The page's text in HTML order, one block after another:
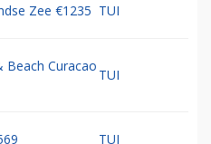
Zee €1235 TUI
Beach Curacao
TUI
TUI